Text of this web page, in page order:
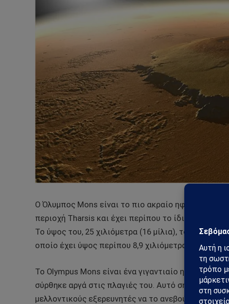
Ο Όλυμπος Mons είναι το πιο ακραίο ηφαίστειο
περιοχή Tharsis και έχει περίπου το ίδιο μέγεθος
Το ύψος του, 25 χιλιόμετρα (16 μίλια), το καθιστά
οποίο έχει ύψος περίπου 8,9 χιλιόμετρα (5,5 μίλια).
Το Olympus Mons είναι ένα γιγαντιαίο
σύρθηκε αργά στις πλαγιές του. Αυτό σημαίνει
μελλοντικούς εξερευνητές να το ανεβούν, καθώς η